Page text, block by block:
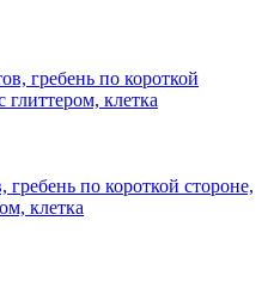
по короткой стороне,
клетка